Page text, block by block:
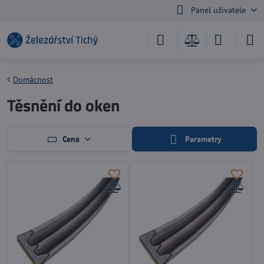
Panel uživatele
Domácnost
Těsnění do oken
Cena Parametry